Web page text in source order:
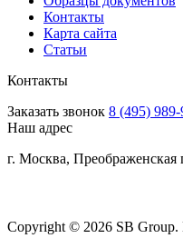
Контакты
Карта сайта
Статьи
Контакты
Заказать звонок 8 (495) 989-
Наш адрес
г. Москва,
Copyright © 2026 SB